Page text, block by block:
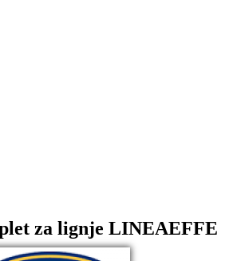
za lignje LINEAEFFE